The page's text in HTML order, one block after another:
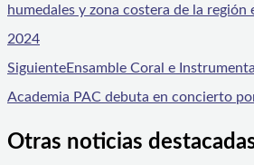
humedales y zona costera de la región
2024
SiguienteEnsamble Coral e
Academia PAC debuta en concierto
Otras noticias